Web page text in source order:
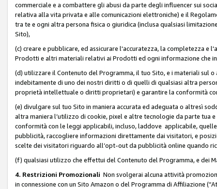
commerciale e a combattere gli abusi da parte degli influencer sui
relativa alla vita privata e alle comunicazioni elettroniche) e il
tra te e ogni altra persona fisica o giuridica (inclusa qualsiasi
Sito),
(c) creare e pubblicare, ed assicurare l'accuratezza, la completezza
Prodotti e altri materiali relativi ai Prodotti ed ogni informazione che
(d) utilizzare il Contenuto del Programma, il tuo Sito, e i materiali sul
indebitamente di uno dei nostri diritti o di quelli di qualsiasi altra
proprietà intellettuale o diritti proprietari) e garantire la conformità
(e) divulgare sul tuo Sito in maniera accurata ed adeguata o altresì
altra maniera l’utilizzo di cookie, pixel e altre tecnologie da parte tua
conformità con le leggi applicabili, incluso, laddove applicabile,
pubblicità, raccogliere informazioni direttamente dai visitatori, e
scelte dei visitatori riguardo all’opt-out da pubblicità online quando
(f) qualsiasi utilizzo che effettui del Contenuto del Programma, e dei
4. Restrizioni Promozionali Non svolgerai alcuna attività
in connessione con un Sito Amazon o del Programma di Affiliazione